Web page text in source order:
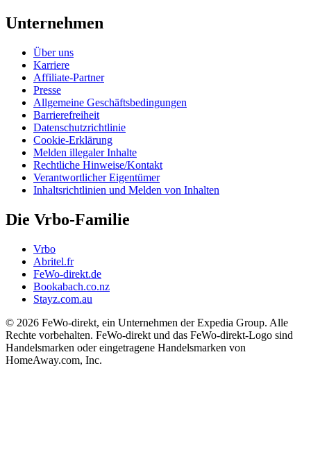
Unternehmen
Über uns
Karriere
Affiliate-Partner
Presse
Allgemeine Geschäftsbedingungen
Barrierefreiheit
Datenschutzrichtlinie
Cookie-Erklärung
Melden illegaler Inhalte
Rechtliche Hinweise/Kontakt
Verantwortlicher Eigentümer
Inhaltsrichtlinien und Melden von Inhalten
Die Vrbo-Familie
Vrbo
Abritel.fr
FeWo-direkt.de
Bookabach.co.nz
Stayz.com.au
© 2026 FeWo-direkt, ein Unternehmen der Expedia Group. Alle
Rechte vorbehalten. FeWo-direkt und das FeWo-direkt-Logo sind
Handelsmarken oder eingetragene Handelsmarken von
HomeAway.com, Inc.